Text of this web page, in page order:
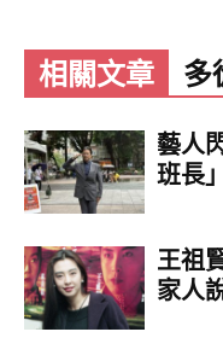
相關文章 多
藝人
班長
王祖
家人